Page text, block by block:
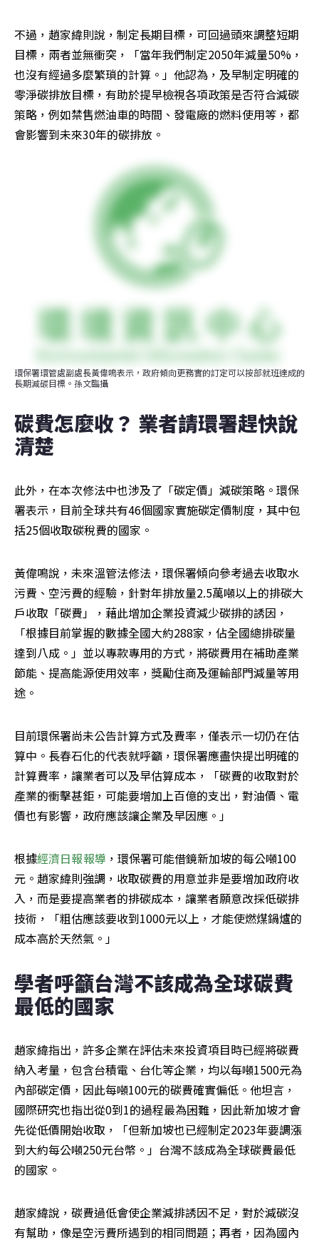
不過，趙家緯則說，制定長期目標，可回過頭來調整短期
目標，兩者並無衝突，「當年我們制定2050年減量50%，
也沒有經過多麼繁瑣的計算。」他認為，及早制定明確的
零淨碳排放目標，有助於提早檢視各項政策是否符合減碳
策略，例如禁售燃油車的時間、發電廠的燃料使用等，都
會影響到未來30年的碳排放。
環保署環管處副處長黃偉鳴表示，政府傾向更務實的訂定可以按部就班達成的
長期減碳目標。孫文臨攝
碳費怎麼收？ 業者請環署趕快說
清楚
此外，在本次修法中也涉及了「碳定價」減碳策略。環保
署表示，目前全球共有46個國家實施碳定價制度，其中包
括25個收取碳稅費的國家。
黃偉鳴說，未來溫管法修法，環保署傾向參考過去收取水
污費、空污費的經驗，針對年排放量2.5萬噸以上的排碳大
戶收取「碳費」，藉此增加企業投資減少碳排的誘因，
「根據目前掌握的數據全國大約288家，佔全國總排碳量
達到八成。」並以專款專用的方式，將碳費用在補助產業
節能、提高能源使用效率，獎勵住商及運輸部門減量等用
途。
目前環保署尚未公告計算方式及費率，僅表示一切仍在估
算中。長春石化的代表就呼籲，環保署應盡快提出明確的
計算費率，讓業者可以及早估算成本，「碳費的收取對於
產業的衝擊甚鉅，可能要增加上百億的支出，對油價、電
價也有影響，政府應該讓企業及早因應。」
根據經濟日報報導 ，環保署可能借鏡新加坡的每公噸100
元。趙家緯則強調，收取碳費的用意並非是要增加政府收
入，而是要提高業者的排碳成本，讓業者願意改採低碳排
技術，「粗估應該要收到1000元以上，才能使燃煤鍋爐的
成本高於天然氣。」
學者呼籲台灣不該成為全球碳費
最低的國家
趙家緯指出，許多企業在評估未來投資項目時已經將碳費
納入考量，包含台積電、台化等企業，均以每噸1500元為
內部碳定價，因此每噸100元的碳費確實偏低。他坦言，
國際研究也指出從0到1的過程最為困難，因此新加坡才會
先從低價開始收取，「但新加坡也已經制定2023年要調漲
到大約每公噸250元台幣。」台灣不該成為全球碳費最低
的國家。
趙家緯說，碳費過低會使企業減排誘因不足，對於減碳沒
有幫助，像是空污費所遇到的相同問題；再者，因為國內